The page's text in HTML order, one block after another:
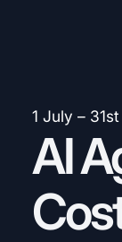
1 July –
AI